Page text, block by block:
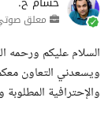
معلق
السلام عليكم
ويسعدني التعاون
والإحترافية